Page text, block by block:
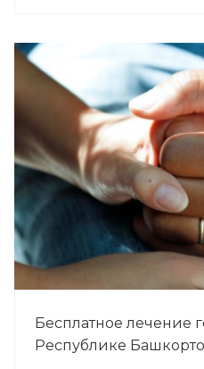
Бесплатное лечение
Республике